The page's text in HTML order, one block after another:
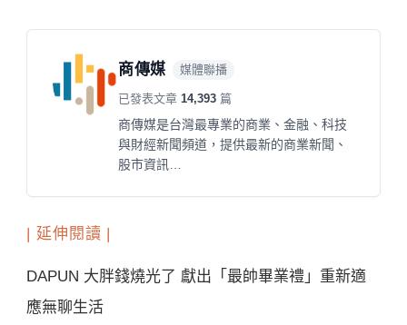
商傳媒 媒體聯播
已發表文章 14,393 篇
商傳媒是台灣最專業的商業、金融、科技
與財經新聞頻道，提供最新的商業新聞、
股市資訊…
| 延伸閱讀 |
DAPUN 大胖錢燒光了 獻出「最帥畢業禮」重新適
應無聊生活